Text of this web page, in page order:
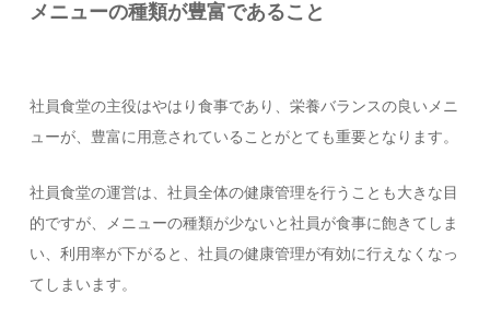
メニューの種類が豊富であること
社員食堂の主役はやはり食事であり、栄養バランスの良いメニ
ューが、豊富に用意されていることがとても重要となります。
社員食堂の運営は、社員全体の健康管理を行うことも大きな目
的ですが、メニューの種類が少ないと社員が食事に飽きてしま
い、利用率が下がると、社員の健康管理が有効に行えなくなっ
てしまいます。